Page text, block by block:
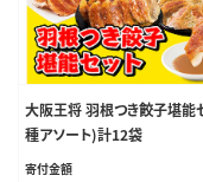
大阪王将 羽根つき餃子堪能
種アソート)計12袋
寄付金額